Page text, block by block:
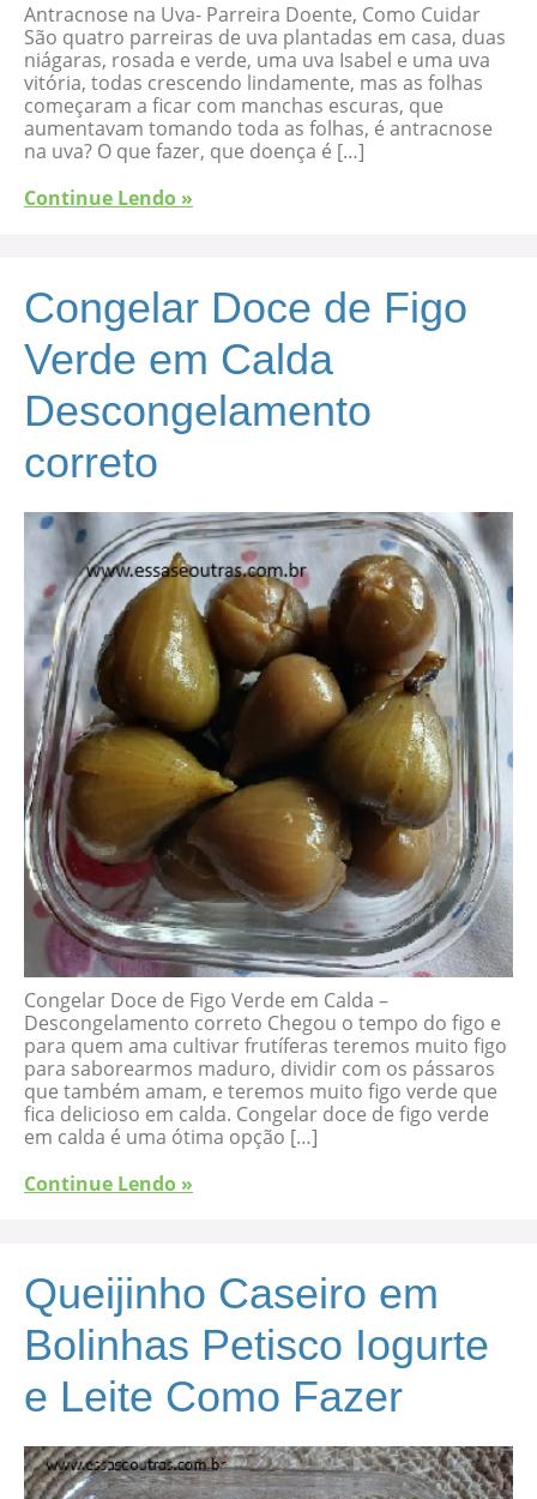
Antracnose na Uva- Parreira Doente, Como Cuidar
São quatro parreiras de uva plantadas em casa, duas
niágaras, rosada e verde, uma uva Isabel e uma uva
vitória, todas crescendo lindamente, mas as folhas
começaram a ficar com manchas escuras, que
aumentavam tomando toda as folhas, é antracnose
na uva? O que fazer, que doença é […]
Continue Lendo »
Congelar Doce de Figo
Verde em Calda
Descongelamento
correto
Congelar Doce de Figo Verde em Calda –
Descongelamento correto Chegou o tempo do figo e
para quem ama cultivar frutíferas teremos muito figo
para saborearmos maduro, dividir com os pássaros
que também amam, e teremos muito figo verde que
fica delicioso em calda. Congelar doce de figo verde
em calda é uma ótima opção […]
Continue Lendo »
Queijinho Caseiro em
Bolinhas Petisco Iogurte
e Leite Como Fazer